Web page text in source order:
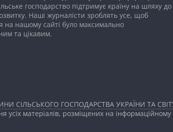
господарство підтримує країну на шляху до
Наші журналісти зроблять усе, щоб
на нашому сайті було максимально
та цікавим.
СІЛЬСЬКОГО ГОСПОДАРСТВА УКРАЇНИ ТА
усіх матеріалів, розміщених на